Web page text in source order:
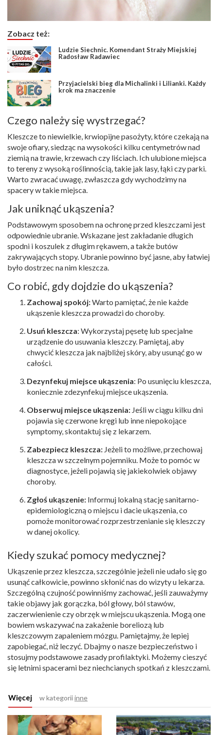
Zobacz też:
Ludzie Siechnic. Komendant Straży Miejskiej
Radosław Radawiec
Przyjacielski bieg dla Michalinki i Lilianki. Każdy
krok ma znaczenie
Czego należy się wystrzegać?
Kleszcze to niewielkie, krwiopijne pasożyty, które czekają na
swoje ofiary, siedząc na wysokości kilku centymetrów nad
ziemią na trawie, krzewach czy liściach. Ich ulubione miejsca
to tereny z wysoką roślinnością, takie jak lasy, łąki czy parki.
Warto zwracać uwagę, zwłaszcza gdy wychodzimy na
spacery w takie miejsca.
Jak uniknąć ukąszenia?
Podstawowym sposobem na ochronę przed kleszczami jest
odpowiednie ubranie. Wskazane jest zakładanie długich
spodni i koszulek z długim rękawem, a także butów
zakrywających stopy. Ubranie powinno być jasne, aby łatwiej
było dostrzec na nim kleszcza.
Co robić, gdy dojdzie do ukąszenia?
Zachowaj spokój:Warto pamiętać, że nie każde
ukąszenie kleszcza prowadzi do choroby.
Usuń kleszcza: Wykorzystaj pęsetę lub specjalne
urządzenie do usuwania kleszczy. Pamiętaj, aby
chwycić kleszcza jak najbliżej skóry, aby usunąć go w
całości.
Dezynfekuj miejsce ukąszenia: Po usunięciu kleszcza,
koniecznie zdezynfekuj miejsce ukąszenia.
Obserwuj miejsce ukąszenia: Jeśli w ciągu kilku dni
pojawia się czerwone kręgi lub inne niepokojące
symptomy, skontaktuj się z lekarzem.
Zabezpiecz kleszcza: Jeżeli to możliwe, przechowaj
kleszcza w szczelnym pojemniku. Może to pomóc w
diagnostyce, jeżeli pojawią się jakiekolwiek objawy
choroby.
Zgłoś ukąszenie: Informuj lokalną stację sanitarno-
epidemiologiczną o miejscu i dacie ukąszenia, co
pomoże monitorować rozprzestrzenianie się kleszczy
w danej okolicy.
Kiedy szukać pomocy medycznej?
Ukąszenie przez kleszcza, szczególnie jeżeli nie udało się go
usunąć całkowicie, powinno skłonić nas do wizyty u lekarza.
Szczególną czujność powinniśmy zachować, jeśli zauważymy
takie objawy jak gorączka, ból głowy, ból stawów,
zaczerwienienie czy obrzęk w miejscu ukąszenia. Mogą one
bowiem wskazywać na zakażenie boreliozą lub
kleszczowym zapaleniem mózgu. Pamiętajmy, że lepiej
zapobiegać, niż leczyć. Dbajmy o nasze bezpieczeństwo i
stosujmy podstawowe zasady profilaktyki. Możemy cieszyć
się letnimi spacerami bez niechcianych spotkań z kleszczami.
Więcej w kategoriiinne